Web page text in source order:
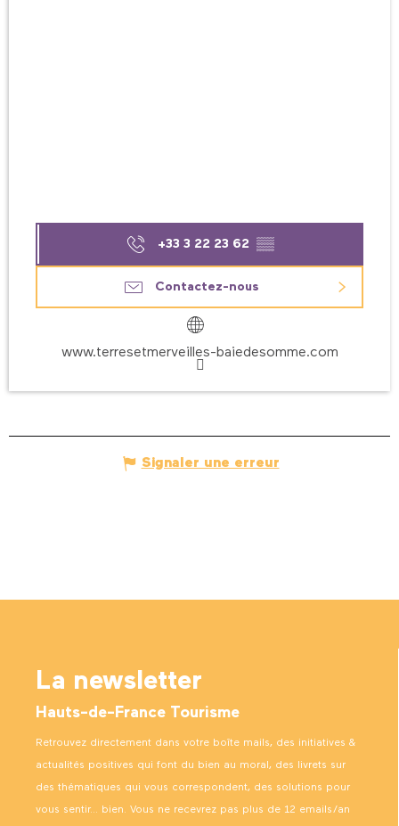
+33 3 22 23 62 ▒▒
Contactez-nous
www.terresetmerveilles-baiedesomme.com
Signaler une erreur
La newsletter
Hauts-de-France Tourisme
Retrouvez directement dans votre boîte mails, des initiatives &
actualités positives qui font du bien au moral, des livrets sur
des thématiques qui vous correspondent, des solutions pour
vous sentir… bien. Vous ne recevrez pas plus de 12 emails/an